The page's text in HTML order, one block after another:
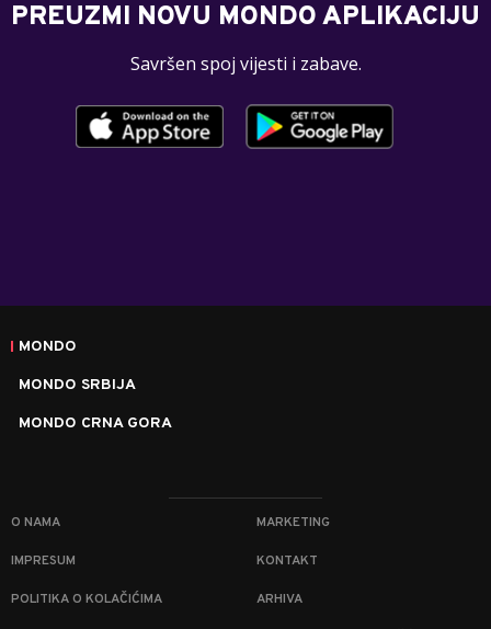
PREUZMI NOVU MONDO APLIKACIJU
Savršen spoj vijesti i zabave.
MONDO
MONDO SRBIJA
MONDO CRNA GORA
O NAMA MARKETING
IMPRESUM KONTAKT
POLITIKA O KOLAČIĆIMA ARHIVA